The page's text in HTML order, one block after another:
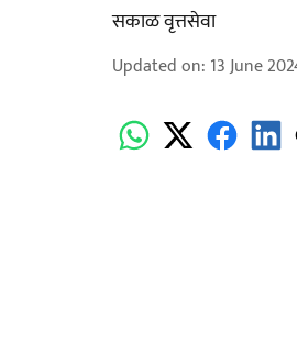
सकाळ वृत्तसेवा
Updated on: 13 June